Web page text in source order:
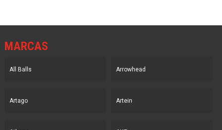
MARCAS
All Balls Arrowhead
Artago Artein